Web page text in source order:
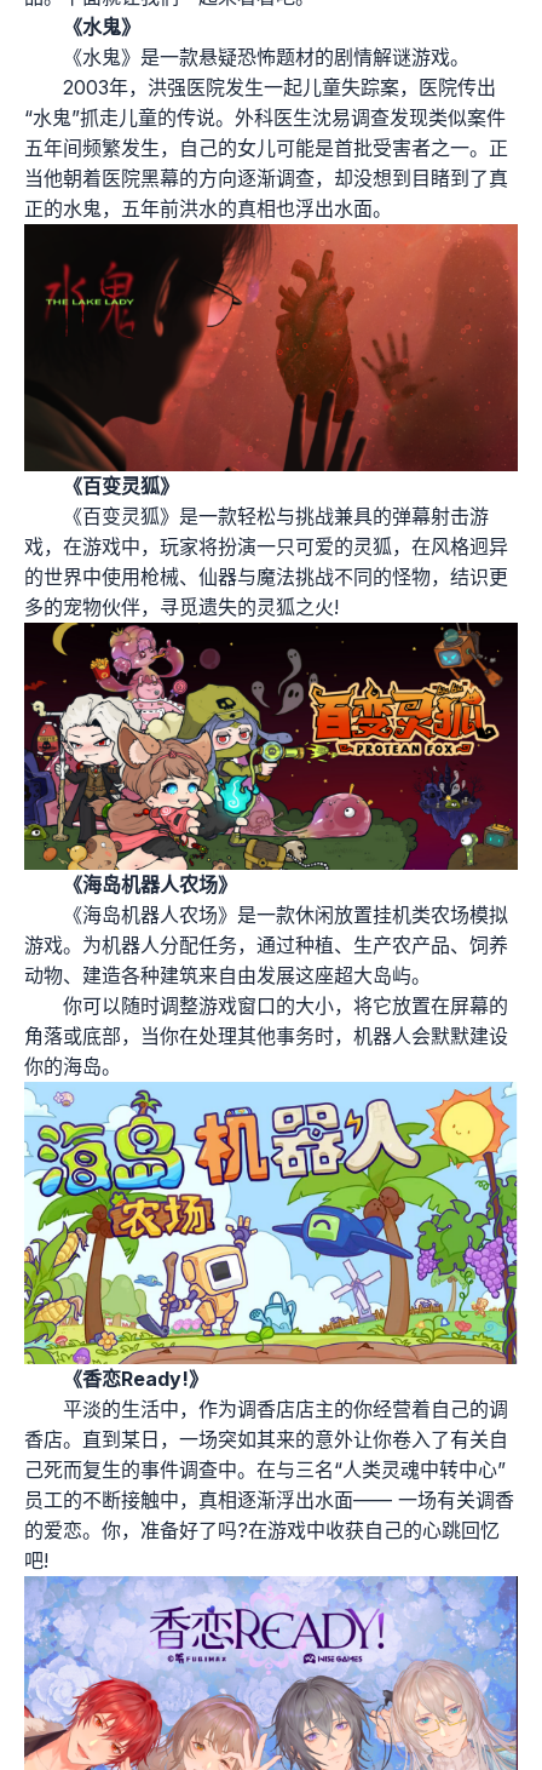
《水鬼》
《水鬼》是一款悬疑恐怖题材的剧情解谜游戏。
2003年，洪强医院发生一起儿童失踪案，医院传出
“水鬼”抓走儿童的传说。外科医生沈易调查发现类似案件
五年间频繁发生，自己的女儿可能是首批受害者之一。正
当他朝着医院黑幕的方向逐渐调查，却没想到目睹到了真
正的水鬼，五年前洪水的真相也浮出水面。
《百变灵狐》
《百变灵狐》是一款轻松与挑战兼具的弹幕射击游
戏，在游戏中，玩家将扮演一只可爱的灵狐，在风格迥异
的世界中使用枪械、仙器与魔法挑战不同的怪物，结识更
多的宠物伙伴，寻觅遗失的灵狐之火!
《海岛机器人农场》
《海岛机器人农场》是一款休闲放置挂机类农场模拟
游戏。为机器人分配任务，通过种植、生产农产品、饲养
动物、建造各种建筑来自由发展这座超大岛屿。
你可以随时调整游戏窗口的大小，将它放置在屏幕的
角落或底部，当你在处理其他事务时，机器人会默默建设
你的海岛。
《香恋Ready!》
平淡的生活中，作为调香店店主的你经营着自己的调
香店。直到某日，一场突如其来的意外让你卷入了有关自
己死而复生的事件调查中。在与三名“人类灵魂中转中心”
员工的不断接触中，真相逐渐浮出水面—— 一场有关调香
的爱恋。你，准备好了吗?在游戏中收获自己的心跳回忆
吧!